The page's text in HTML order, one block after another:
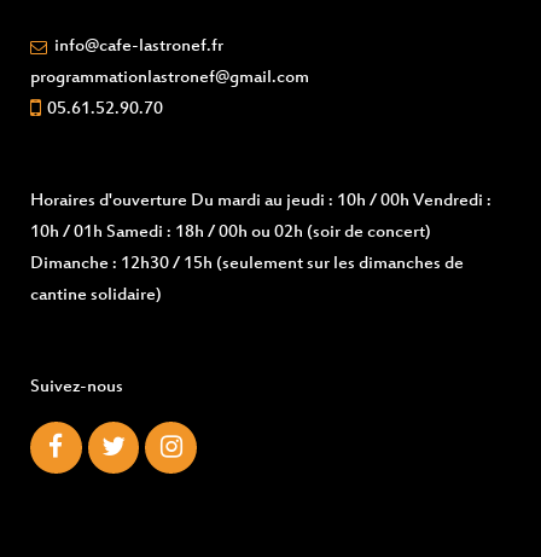
info@cafe-lastronef.fr
programmationlastronef@gmail.com
05.61.52.90.70
Horaires d'ouverture Du mardi au jeudi : 10h / 00h Vendredi :
10h / 01h Samedi : 18h / 00h ou 02h (soir de concert)
Dimanche : 12h30 / 15h (seulement sur les dimanches de
cantine solidaire)
Suivez-nous